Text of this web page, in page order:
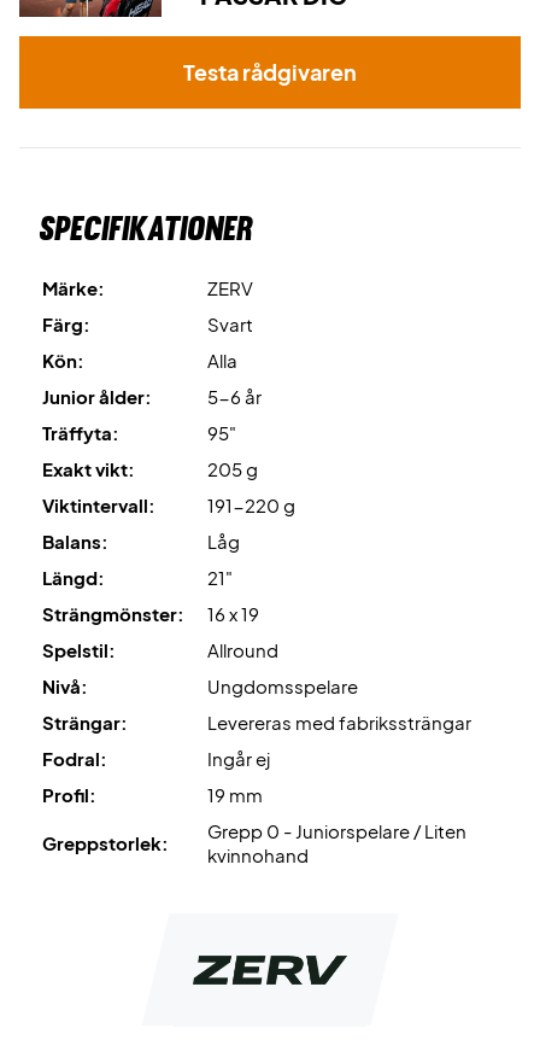
Testa rådgivaren
Specifikationer
Märke:
ZERV
Färg:
Svart
Kön:
Alla
Junior ålder:
5-6 år
Träffyta:
95"
Exakt vikt:
205 g
Viktintervall:
191-220 g
Balans:
Låg
Längd:
21"
Strängmönster:
16 x 19
Spelstil:
Allround
Nivå:
Ungdomsspelare
Strängar:
Levereras med fabrikssträngar
Fodral:
Ingår ej
Profil:
19 mm
Greppstorlek:
Grepp 0 - Juniorspelare / Liten
kvinnohand